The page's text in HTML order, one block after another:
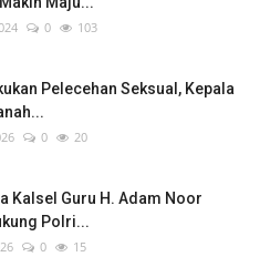
0 103
Pelecehan Seksual, Kepala
0 20
Kalsel Guru H. Adam Noor
Polri...
0 15